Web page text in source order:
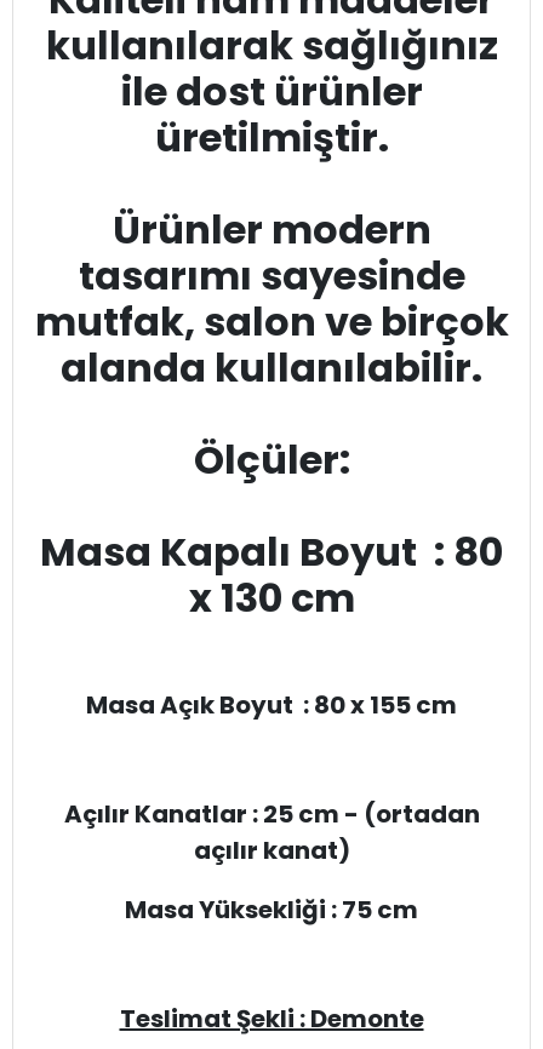
kullanılarak sağlığınız
ile dost ürünler
üretilmiştir.
Ürünler modern
tasarımı sayesinde
mutfak, salon ve birçok
alanda kullanılabilir.
Ölçüler:
Masa Kapalı Boyut : 80
x 130 cm
Masa Açık Boyut : 80 x 155 cm
Açılır Kanatlar : 25 cm - (ortadan
açılır kanat)
Masa Yüksekliği : 75 cm
Teslimat Şekli : Demonte